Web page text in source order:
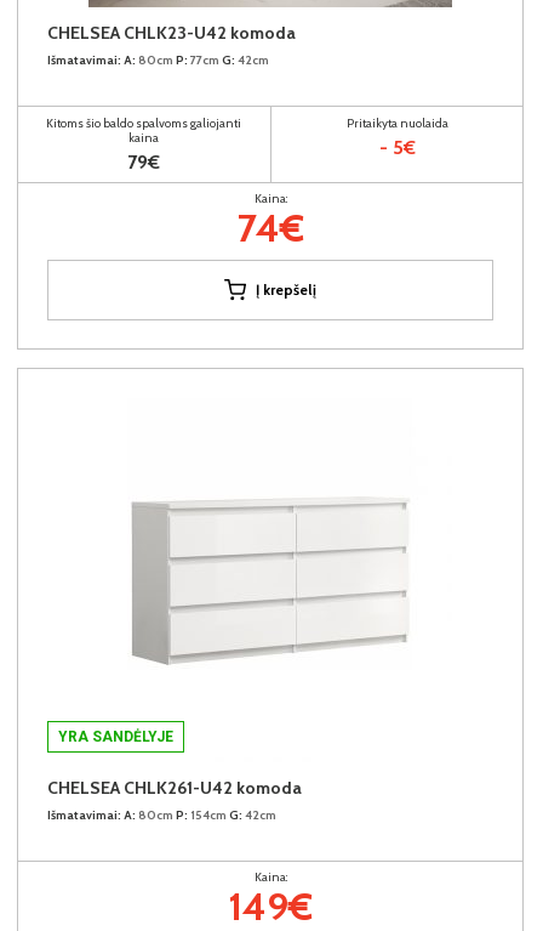
CHELSEA CHLK23-U42 komoda
Išmatavimai: A: 80cm P: 77cm G: 42cm
Kitoms šio baldo spalvoms galiojanti
kaina
79€
Pritaikyta nuolaida
- 5€
Kaina:
74€
Į krepšelį
YRA SANDĖLYJE
CHELSEA CHLK261-U42 komoda
Išmatavimai: A: 80cm P: 154cm G: 42cm
Kaina:
149€